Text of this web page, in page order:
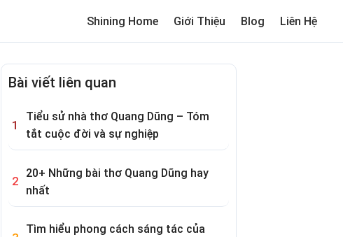
Shining Home Giới Thiệu Blog Liên Hệ
MemeReview trường cho bé
Bài viết liên quan
Tiểu sử nhà thơ Quang Dũng – Tóm
tắt cuộc đời và sự nghiệp
20+ Những bài thơ Quang Dũng hay
nhất
Tìm hiểu phong cách sáng tác của